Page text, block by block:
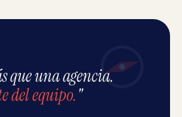
que una agencia.
del equipo."